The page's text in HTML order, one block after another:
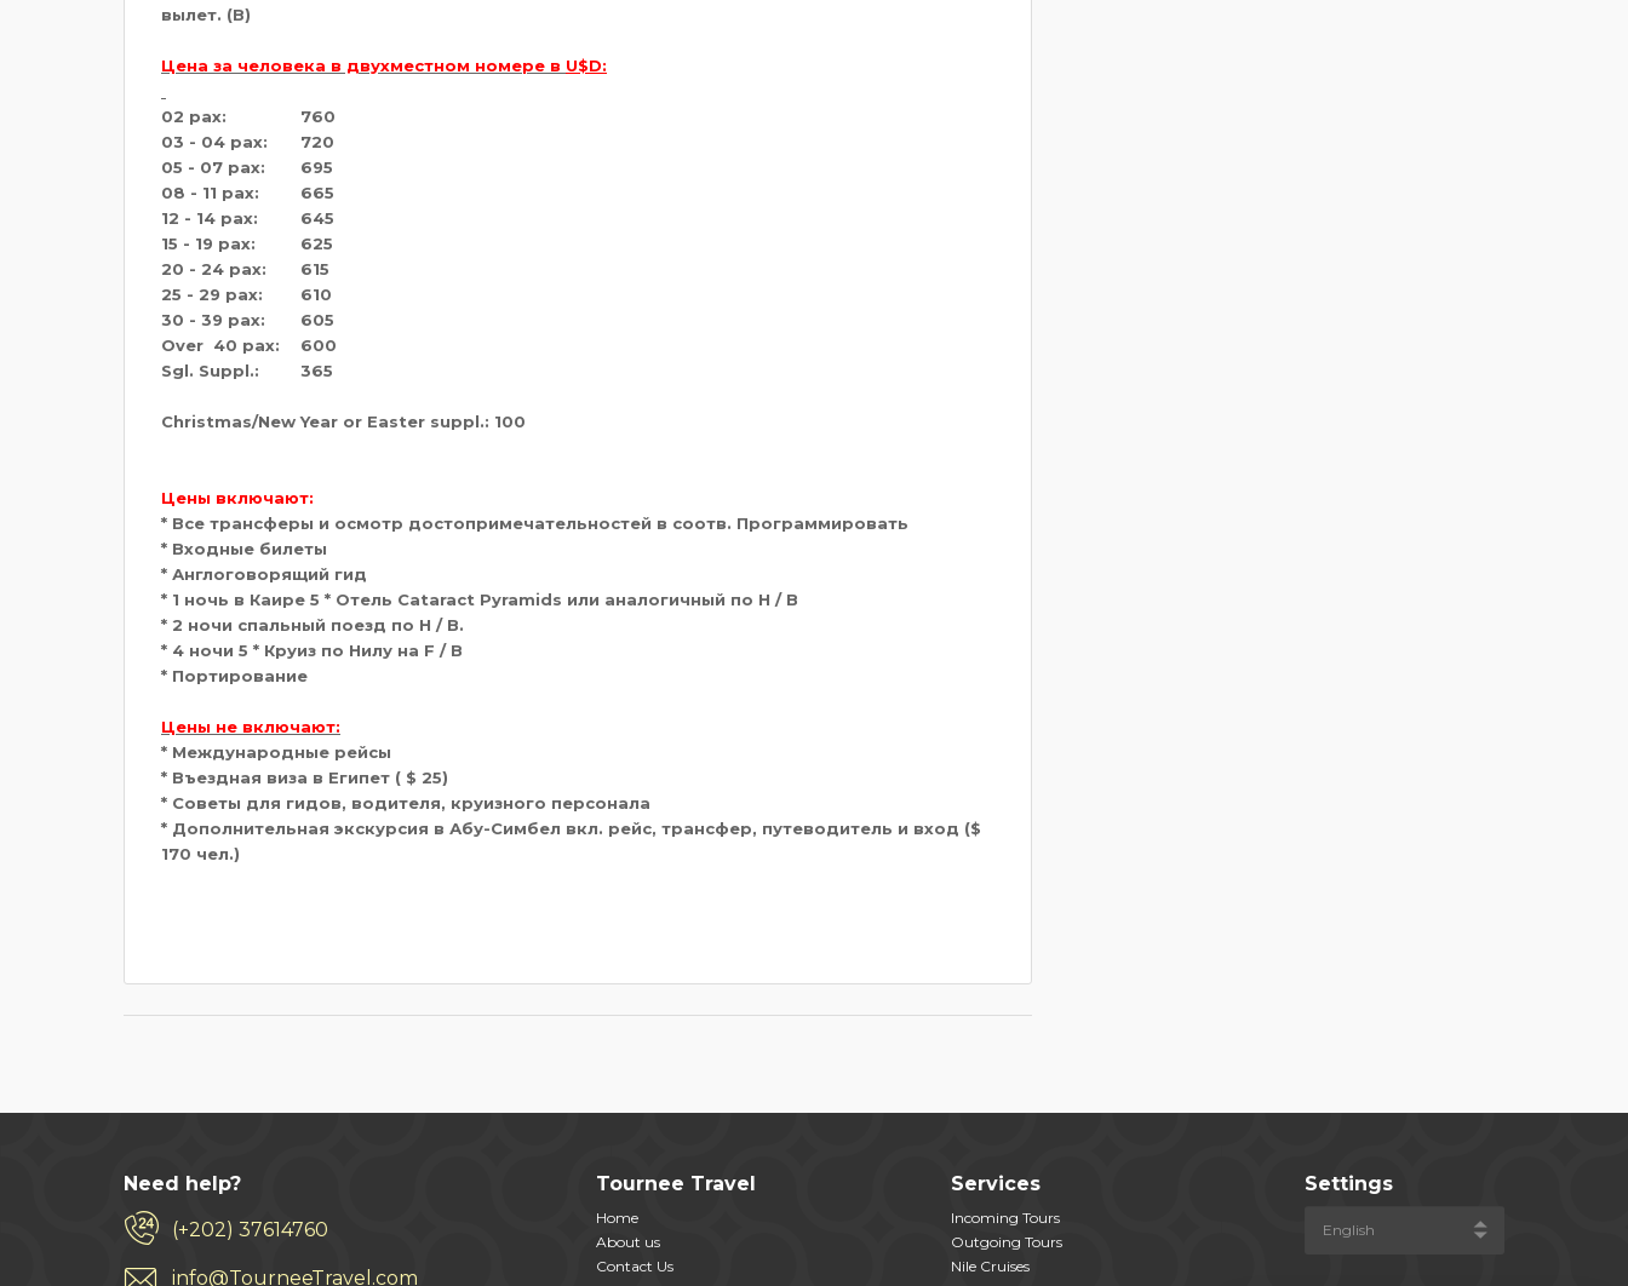
вылет. (В)
Цена за человека в двухместном номере в U$D:
02 pax:
03 - 04 pax:
05 - 07 pax:
08 - 11 pax:
12 - 14 pax:
15 - 19 pax:
20 - 24 pax:
25 - 29 pax:
30 - 39 pax:
Over 40 pax:
Sgl. Suppl.:
760
720
695
665
645
625
615
610
605
600
365
Christmas/New Year or Easter suppl.: 100
Цены включают:
* Все трансферы и осмотр достопримечательностей в соотв. Программировать
* Входные билеты
* Англоговорящий гид
* 1 ночь в Каире 5 * Отель Cataract Pyramids или аналогичный по H / B
* 2 ночи спальный поезд по H / B.
* 4 ночи 5 * Круиз по Нилу на F / B
* Портирование
Цены не включают:
* Международные рейсы
* Въездная виза в Египет ( $ 25)
* Советы для гидов, водителя, круизного персонала
* Дополнительная экскурсия в Абу-Симбел вкл. рейс, трансфер, путеводитель и вход ($
170 чел.)
Need help?
(+202) 37614760
info@TourneeTravel.com
Tournee Travel
Home
About us
Contact Us
Services
Incoming Tours
Outgoing Tours
Nile Cruises
Settings